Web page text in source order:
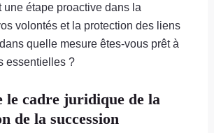
une étape proactive dans la
volontés et la protection des liens
quelle mesure êtes-vous prêt à
essentielles ?
le cadre juridique de la
de la succession